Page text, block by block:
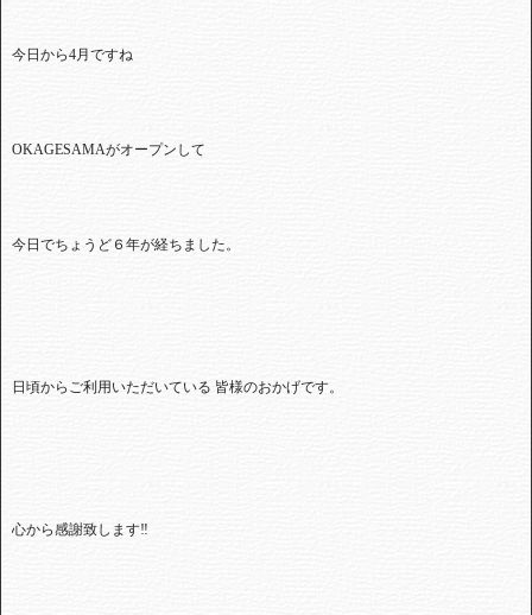
今日から4月ですね
OKAGESAMAがオープンして
今日でちょうど６年が経ちました。
日頃からご利用いただいている 皆様のおかげです。
心から感謝致します‼